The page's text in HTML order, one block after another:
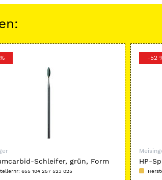
Schleifer, grün, Form
655 104 257 523 025
-52
HP-